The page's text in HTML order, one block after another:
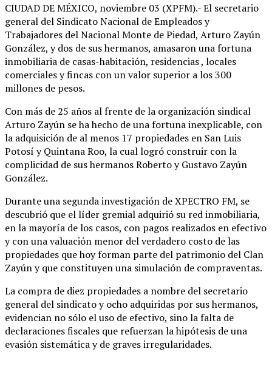
CIUDAD DE MÉXICO, noviembre 03 (XPFM).- El secretario
general del Sindicato Nacional de Empleados y
Trabajadores del Nacional Monte de Piedad, Arturo Zayún
González, y dos de sus hermanos, amasaron una fortuna
inmobiliaria de casas-habitación, residencias , locales
comerciales y fincas con un valor superior a los 300
millones de pesos.
Con más de 25 años al frente de la organización sindical
Arturo Zayún se ha hecho de una fortuna inexplicable, con
la adquisición de al menos 17 propiedades en San Luis
Potosí y Quintana Roo, la cual logró construir con la
complicidad de sus hermanos Roberto y Gustavo Zayún
González.
Durante una segunda investigación de XPECTRO FM, se
descubrió que el líder gremial adquirió su red inmobiliaria,
en la mayoría de los casos, con pagos realizados en efectivo
y con una valuación menor del verdadero costo de las
propiedades que hoy forman parte del patrimonio del Clan
Zayún y que constituyen una simulación de compraventas.
La compra de diez propiedades a nombre del secretario
general del sindicato y ocho adquiridas por sus hermanos,
evidencian no sólo el uso de efectivo, sino la falta de
declaraciones fiscales que refuerzan la hipótesis de una
evasión sistemática y de graves irregularidades.